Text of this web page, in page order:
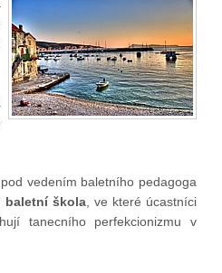
vedením baletního pedagoga
baletní škola, ve které úcastníci
tanecního perfekcionizmu v